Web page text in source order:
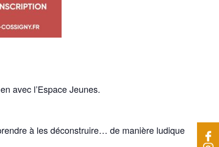
avec l’Espace Jeunes.
à les déconstruire… de manière ludique